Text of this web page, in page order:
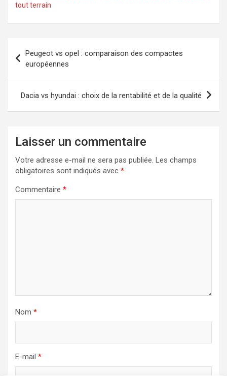
tout terrain
de
l’article
Peugeot vs opel : comparaison des compactes
européennes
Dacia vs hyundai : choix de la rentabilité et de la qualité
Laisser un commentaire
Votre adresse e-mail ne sera pas publiée. Les champs
obligatoires sont indiqués avec *
Commentaire *
Nom *
E-mail *